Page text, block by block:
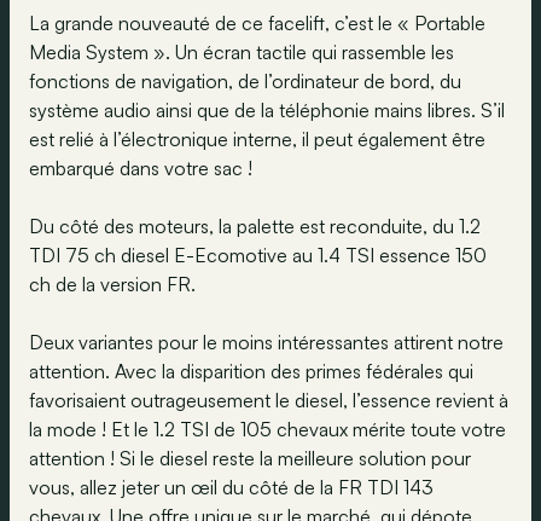
La grande nouveauté de ce facelift, c’est le « Portable
Media System ». Un écran tactile qui rassemble les
fonctions de navigation, de l’ordinateur de bord, du
système audio ainsi que de la téléphonie mains libres. S’il
est relié à l’électronique interne, il peut également être
embarqué dans votre sac !
Du côté des moteurs, la palette est reconduite, du 1.2
TDI 75 ch diesel E-Ecomotive au 1.4 TSI essence 150
ch de la version FR.
Deux variantes pour le moins intéressantes attirent notre
attention. Avec la disparition des primes fédérales qui
favorisaient outrageusement le diesel, l’essence revient à
la mode ! Et le 1.2 TSI de 105 chevaux mérite toute votre
attention ! Si le diesel reste la meilleure solution pour
vous, allez jeter un œil du côté de la FR TDI 143
chevaux. Une offre unique sur le marché, qui dépote